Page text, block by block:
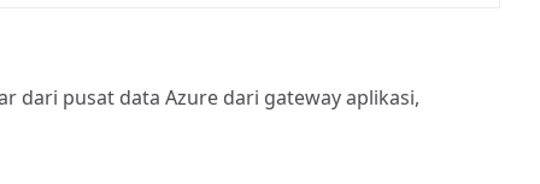
dari pusat data Azure dari gateway aplikasi,